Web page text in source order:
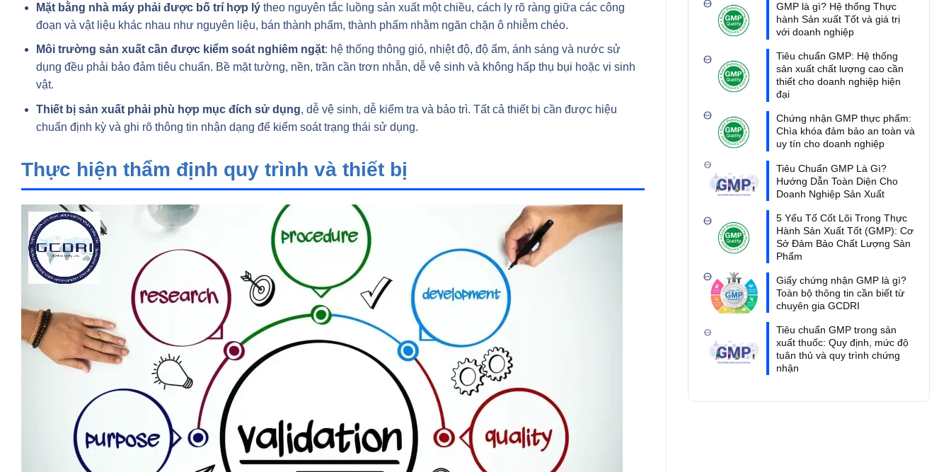
Mặt bằng nhà máy phải được bố trí hợp lýtheo nguyên tắc luồng sản xuất một chiều, cách ly rõ ràng giữa các công
đoạn và vật liệu khác nhau như nguyên liệu, bán thành phẩm, thành phẩm nhằm ngăn chặn ô nhiễm chéo.
Môi trường sản xuất cần được kiểm soát nghiêm ngặt: hệ thống thông gió, nhiệt độ, độ ẩm, ánh sáng và nước sử
dụng đều phải bảo đảm tiêu chuẩn. Bề mặt tường, nền, trần cần trơn nhẵn, dễ vệ sinh và không hấp thụ bụi hoặc vi sinh
vật.
Thiết bị sản xuất phải phù hợp mục đích sử dụng, dễ vệ sinh, dễ kiểm tra và bảo trì. Tất cả thiết bị cần được hiệu
chuẩn định kỳ và ghi rõ thông tin nhận dạng để kiểm soát trạng thái sử dụng.
Thực hiện thẩm định quy trình và thiết bị
GMP là gì? Hệ thống Thực
hành Sản xuất Tốt và giá trị
với doanh nghiệp
Tiêu chuẩn GMP: Hệ thống
sản xuất chất lượng cao cần
thiết cho doanh nghiệp hiện
đại
Chứng nhận GMP thực phẩm:
Chìa khóa đảm bảo an toàn và
uy tín cho doanh nghiệp
Tiêu Chuẩn GMP Là Gì?
Hướng Dẫn Toàn Diện Cho
Doanh Nghiệp Sản Xuất
5 Yếu Tố Cốt Lõi Trong Thực
Hành Sản Xuất Tốt (GMP): Cơ
Sở Đảm Bảo Chất Lượng Sản
Phẩm
Giấy chứng nhận GMP là gì?
Toàn bộ thông tin cần biết từ
chuyên gia GCDRI
Tiêu chuẩn GMP trong sản
xuất thuốc: Quy định, mức độ
tuân thủ và quy trình chứng
nhận